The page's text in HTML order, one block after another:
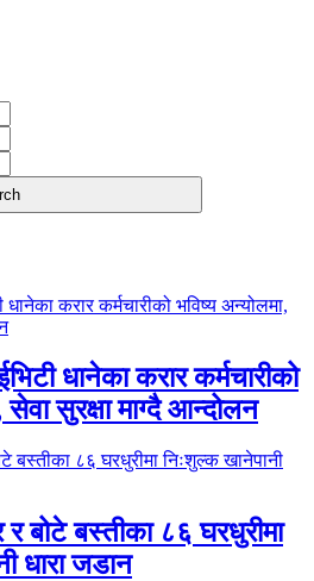
धानेका करार कर्मचारीको
सेवा सुरक्षा माग्दै आन्दोलन
बोटे बस्तीका ८६ घरधुरीमा
धारा जडान